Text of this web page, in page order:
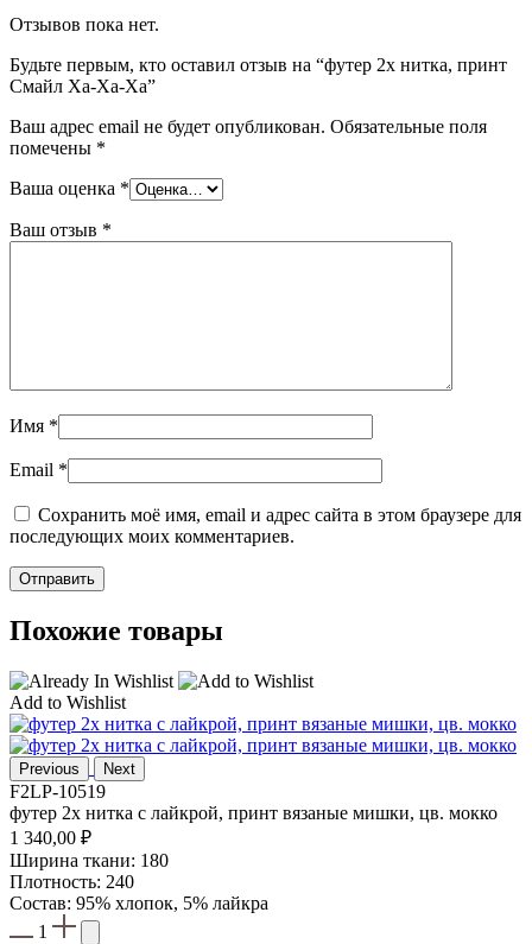
Отзывов пока нет.
Будьте первым, кто оставил отзыв на “футер 2х нитка, принт
Смайл Ха-Ха-Ха”
Ваш адрес email не будет опубликован. Обязательные поля
помечены *
Ваша оценка *
Ваш отзыв *
Имя *
Email *
Сохранить моё имя, email и адрес сайта в этом браузере для
последующих моих комментариев.
Похожие товары
Add to Wishlist
Previous Next
F2LP-10519
футер 2х нитка с лайкрой, принт вязаные мишки, цв. мокко
1 340,00 ₽
Ширина ткани: 180
Плотность: 240
Состав: 95% хлопок, 5% лайкра
1